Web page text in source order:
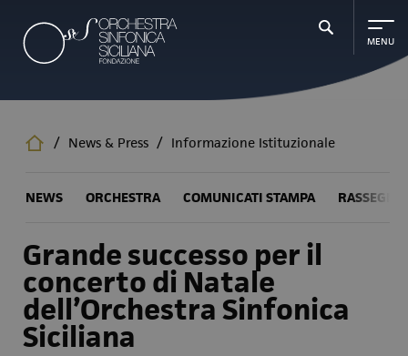
contenuto
principale
/ News & Press / Informazione Istituzionale
NEWS ORCHESTRA COMUNICATI STAMPA
Grande successo per il
concerto di Natale
dell’Orchestra Sinfonica
Siciliana